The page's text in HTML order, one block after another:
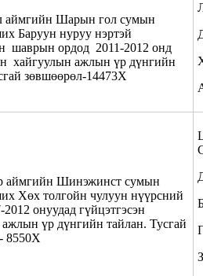
аймгийн Шарын гол сумын
Баруун нуруу нэртэй
шаврын ордод 2011-2012 онд
хайгуулын ажлын үр дүнгийн
зөвшөөрөл-14473Х
аймгийн Шинэжинст сумын
Хөх толгойн чулуун нүүрсний
онуудад гүйцэтгэсэн
үр дүнгийн тайлан. Тусгай
8550Х